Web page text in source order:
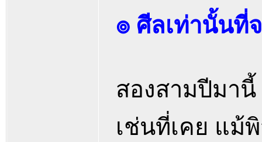
๏ ศีลเท่านั้นที่
สองสามปีมา
เช่นที่เคย แม้